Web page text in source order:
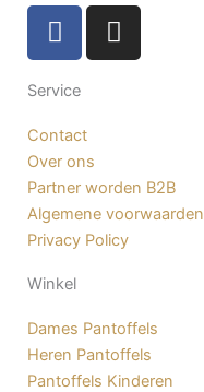
F
a
e
b
o
o
k
-
I
n
r
a
m
Service
Contact
Over ons
Partner worden B2B
Algemene voorwaarden
Privacy Policy
Winkel
Dames Pantoffels
Heren Pantoffels
Pantoffels Kinderen